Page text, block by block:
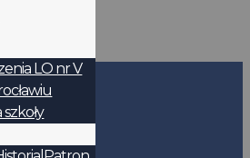
LO nr V
szkoły